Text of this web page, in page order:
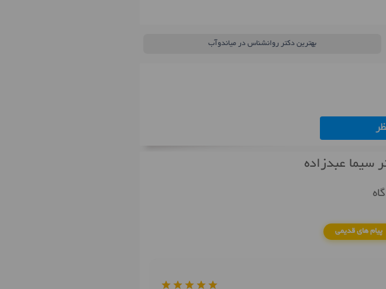
بهترین دکتر روانشناس در میاندوآب
سیما عبدزاده
پیام های قدیمی